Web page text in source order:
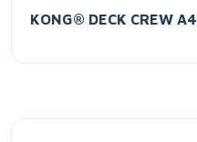
KONG® DECK CREW A4